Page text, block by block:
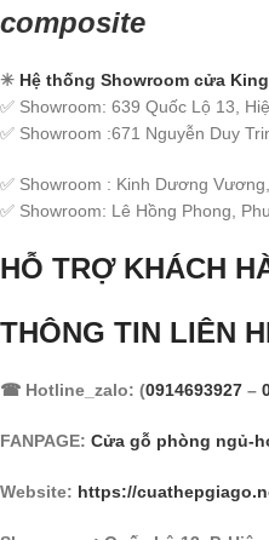
composite
✳ Hệ thống Showroom cửa
✅ Showroom: 639 Quốc Lộ 13,
✅ Showroom :671 Nguyễn Duy
✅ Showroom : Kinh Dương
✅ Showroom: Lê Hồng Phong,
HỖ TRỢ KHÁCH
THÔNG TIN LIÊN
☎ Hotline_zalo: (0914693927 –
FANPAGE: Cửa gỗ phòng ngủ-
Website: https://